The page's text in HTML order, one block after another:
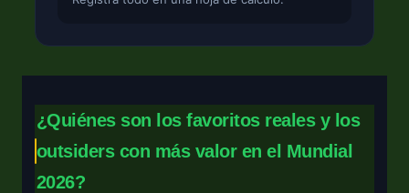
¿Quiénes son los favoritos reales y los
outsiders con más valor en el Mundial
2026?